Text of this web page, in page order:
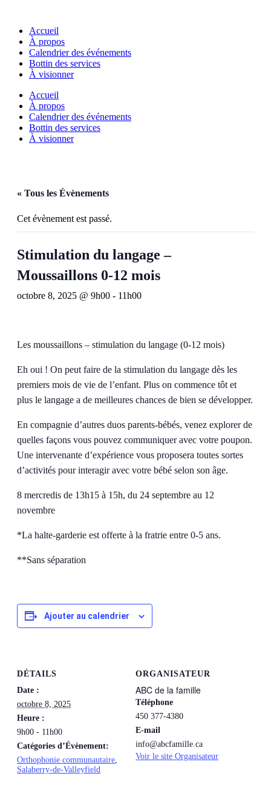
contenuAccueil
À propos
Calendrier des événements
Bottin des services
À visionner
Accueil
À propos
Calendrier des événements
Bottin des services
À visionner
« Tous les Évènements
Cet évènement est passé.
Stimulation du langage –
Moussaillons 0-12 mois
octobre 8, 2025 @ 9h00 - 11h00
Les moussaillons – stimulation du langage (0-12 mois)
Eh oui ! On peut faire de la stimulation du langage dès les
premiers mois de vie de l’enfant. Plus on commence tôt et
plus le langage a de meilleures chances de bien se développer.
En compagnie d’autres duos parents-bébés, venez explorer de
quelles façons vous pouvez communiquer avec votre poupon.
Une intervenante d’expérience vous proposera toutes sortes
d’activités pour interagir avec votre bébé selon son âge.
8 mercredis de 13h15 à 15h, du 24 septembre au 12
novembre
*La halte-garderie est offerte à la fratrie entre 0-5 ans.
**Sans séparation
Ajouter au calendrier
DÉTAILS
Date :
octobre 8, 2025
Heure :
9h00 - 11h00
Catégories d’Évènement:
Orthophonie communautaire
Salaberry-de-Valleyfield
ORGANISATEUR
ABC de la famille
Téléphone
450 377-4380
E-mail
info@abcfamille.ca
Voir le site Organisateur